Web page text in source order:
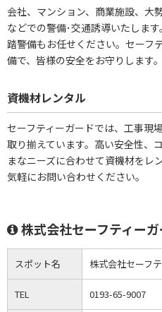
会社、マンション、商業施設、大
などでの警備･交通誘導いたしま
踏警備もお任せください。セーフ
備で、皆様の安全をお守りします。
資機材レンタル
セーフティーガードでは、工事現
取り揃えています。高い安全性、
まなニーズに合わせて資機材をレ
気軽にお問い合わせください。
株式会社セーフティー
スポット名 株式会社セーフ
TEL 0193-65-9007